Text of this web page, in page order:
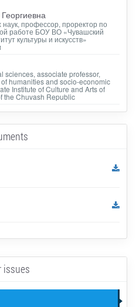
наук, профессор, проректор по
работе БОУ ВО «Чувашский
культуры и искусств»
sciences, associate professor,
humanities and socio-economic
Institute of Culture and Arts of
the Chuvash Republic
issues